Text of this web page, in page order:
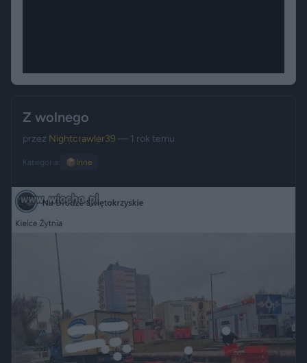
Z wolnego
przez Nightcrawler39 — 1 rok temu
Kategoria: 📦 Inne